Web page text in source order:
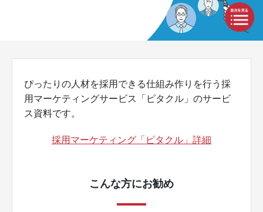
ぴったりの人材を採用できる仕組み作りを行う採
用マーケティングサービス「ピタクル」のサービ
ス資料です。
採用マーケティング「ピタクル」詳細
こんな方にお勧め